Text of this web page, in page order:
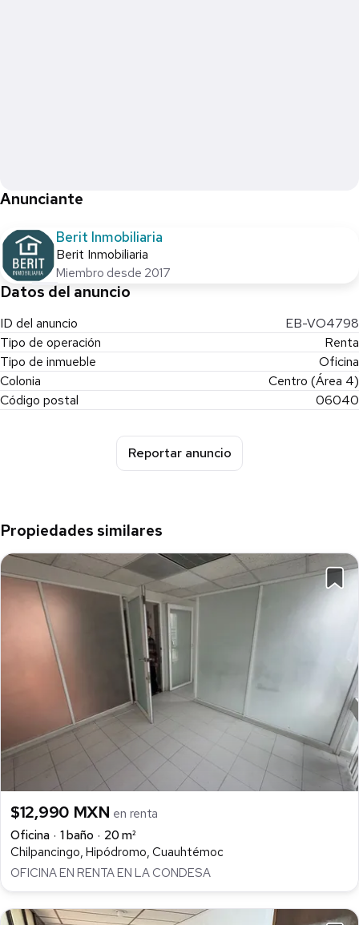
Anunciante
Berit Inmobiliaria
Berit Inmobiliaria
Miembro desde 2017
Datos del anuncio
ID del anuncio
EB-VO4798
Tipo de operación
Renta
Tipo de inmueble
Oficina
Colonia
Centro (Área 4)
Código postal
06040
Reportar anuncio
Propiedades similares
$12,990 MXN en renta
Oficina
1 baño
20 m²
Chilpancingo, Hipódromo, Cuauhtémoc
OFICINA EN RENTA EN LA CONDESA